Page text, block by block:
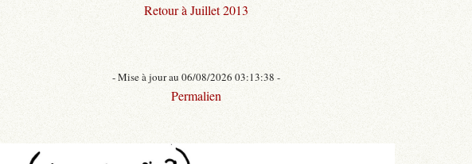
Retour à Juillet 2013
- Mise à jour au 06/08/2026 03:13:38 -
Permalien